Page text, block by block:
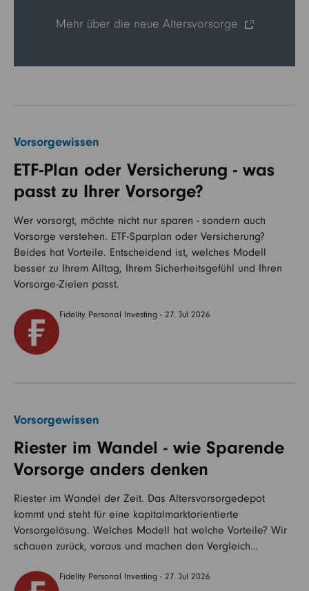
Mehr über die neue Altersvorsorge
Vorsorgewissen
ETF-Plan oder Versicherung - was
passt zu Ihrer Vorsorge?
Wer vorsorgt, möchte nicht nur sparen - sondern auch
Vorsorge verstehen. ETF-Sparplan oder Versicherung?
Beides hat Vorteile. Entscheidend ist, welches Modell
besser zu Ihrem Alltag, Ihrem Sicherheitsgefühl und Ihren
Vorsorge-Zielen passt.
Fidelity Personal Investing - 27. Jul 2026
Vorsorgewissen
Riester im Wandel - wie Sparende
Vorsorge anders denken
Riester im Wandel der Zeit. Das Altersvorsorgedepot
kommt und steht für eine kapitalmarktorientierte
Vorsorgelösung. Welches Modell hat welche Vorteile? Wir
schauen zurück, voraus und machen den Vergleich…
Fidelity Personal Investing - 27. Jul 2026